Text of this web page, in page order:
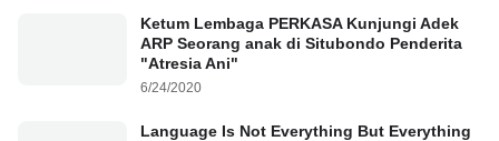
Ketum Lembaga PERKASA Kunjungi Adek
ARP Seorang anak di Situbondo Penderita
"Atresia Ani"
6/24/2020
Language Is Not Everything But Everything